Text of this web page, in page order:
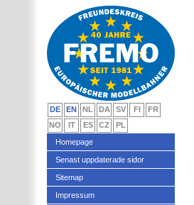
DE EN NL DA SV FI
FR
NO
IT ES CZ
PL
Homepage
Senast uppdaterade sidor
Sitemap
Impressum